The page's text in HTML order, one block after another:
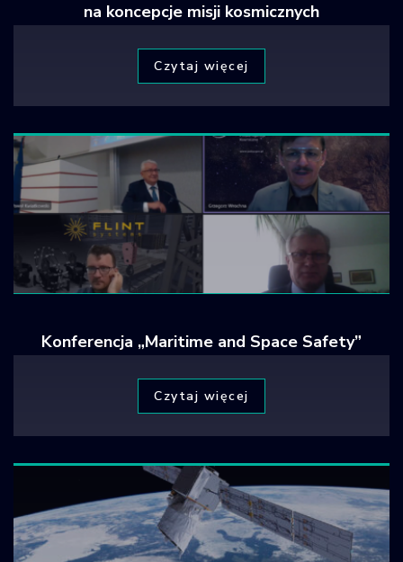
na koncepcje misji kosmicznych
Czytaj więcej
Konferencja „Maritime and Space Safety”
Czytaj więcej